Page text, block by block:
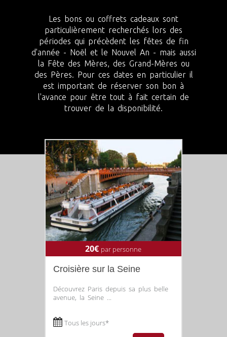
Les bons ou coffrets cadeaux sont
particulièrement recherchés lors des
périodes qui précèdent les fêtes de fin
d'année - Noël et le Nouvel An - mais aussi
la Fête des Mères, des Grand-Mères ou
des Pères. Pour ces dates en particulier il
est important de réserver son bon à
l'avance pour être tout à fait certain de
trouver de la disponibilité.
20€ par personne
Croisière sur la Seine
Découvrez Paris depuis sa plus belle
avenue, la Seine ...
Tous les jours*